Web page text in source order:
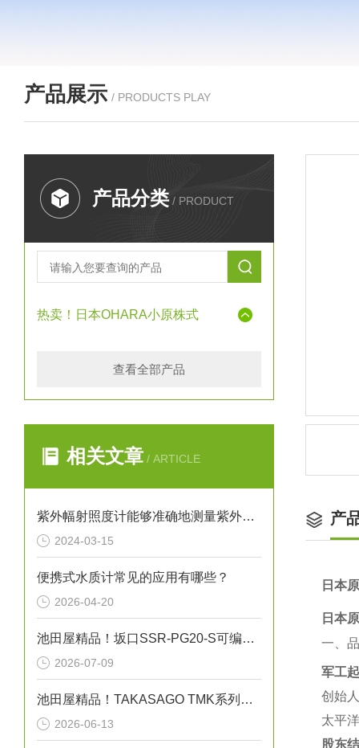
产品展示 / PRODUCTS PLAY
产品分类 / PRODUCT
热卖！日本OHARA小原株式
查看全部产品
相关文章 / ARTICLE
紫外幅射照度计能够准确地测量紫外线的辐射强度
2024-03-15
便携式水质计常见的应用有哪些？
2026-04-20
池田屋精品！坂口SSR-PG20-S可编程温度控制器技术参数
2026-07-09
池田屋精品！TAKASAGO TMK系列高压直流电源 TMK1.0-50 参数介绍
2026-06-13
产
日本
日本
一、
军工
创始人‌
太平
股东